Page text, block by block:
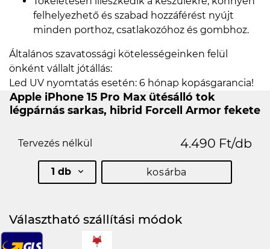
felhelyezhető és szabad hozzáférést nyújt
minden porthoz, csatlakozóhoz és gombhoz.
Általános szavatossági kötelességeinken felül
önként vállalt jótállás:
Led UV nyomtatás esetén: 6 hónap kopásgarancia!
Apple iPhone 15 Pro Max ütésálló tok
légpárnás sarkas, hibrid Forcell Armor fekete
Tervezés nélkül 4.490 Ft/db
1 db kosárba
Választható szállítási módok